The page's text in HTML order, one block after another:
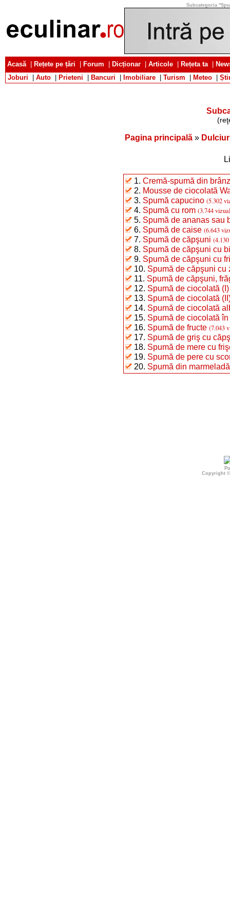
Subcategoria
Acasă| Rețete pe țări Forum Dicționar Articole Rețeta ta|
Joburi
Auto Prieteni Bancuri Imobiliare Turism Meteo
Pagina principală »
1. Cremă-spumă din
2. Mousse de ciocolată
3. Spumă capucino (5.302
4. Spumă cu rom (3.744
5. Spumă de ananas sau
6. Spumă de caise (6.643
7. Spumă de căpşuni
8. Spumă de căpşuni cu
9. Spumă de căpşuni cu
10. Spumă de căpşuni cu
11. Spumă de căpşuni,
12. Spumă de ciocolată (I)
13. Spumă de ciocolată
14. Spumă de ciocolată
15. Spumă de ciocolată
16. Spumă de fructe (7.043
17. Spumă de griş cu
18. Spumă de mere cu
19. Spumă de pere cu
20. Spumă din
Copyright